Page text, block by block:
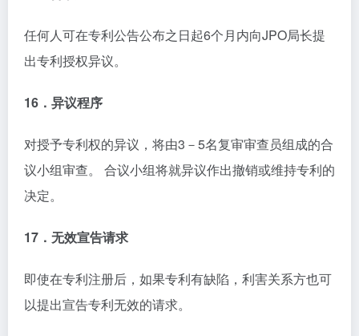
任何人可在专利公告公布之日起6个月内向JPO局长提
出专利授权异议。
16．异议程序
对授予专利权的异议，将由3－5名复审审查员组成的合
议小组审查。 合议小组将就异议作出撤销或维持专利的
决定。
17．无效宣告请求
即使在专利注册后，如果专利有缺陷，利害关系方也可
以提出宣告专利无效的请求。